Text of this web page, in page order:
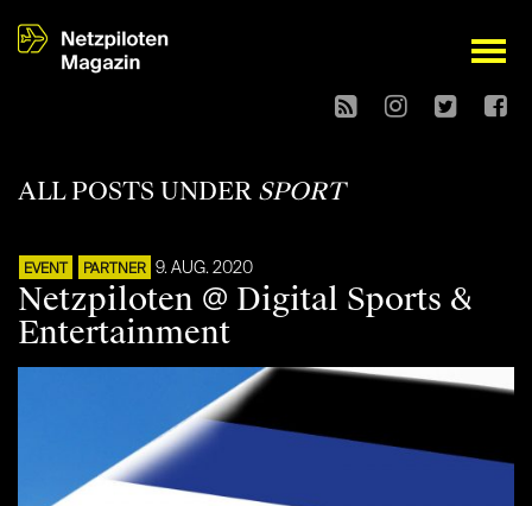
open
ALL POSTS UNDER SPORT
EVENT PARTNER 9. AUG. 2020
Netzpiloten @ Digital Sports &
Entertainment